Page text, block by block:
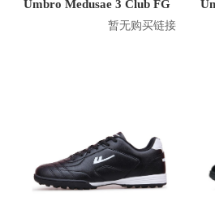
Umbro Medusae 3 Club FG
暂无购买链接